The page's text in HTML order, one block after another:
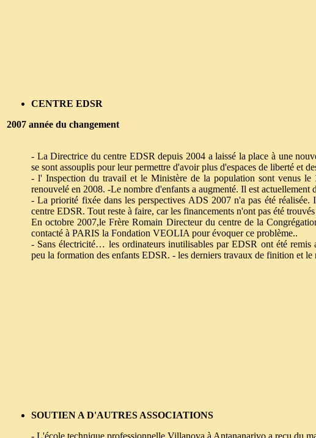
CENTRE EDSR
2007 année du changement
- La Directrice du centre EDSR depuis 2004 a laissé la place à une
se sont assouplis pour leur permettre d'avoir plus d'espaces de liberté et
- l' Inspection du travail et le Ministère de la population sont venus le
renouvelé en 2008. -Le nombre d'enfants a augmenté. Il est actuellement
- La priorité fixée dans les perspectives ADS 2007 n'a pas été
centre EDSR. Tout reste à faire, car les financements n'ont pas été
En octobre 2007,le Frère Romain Directeur du centre de la
contacté à PARIS la Fondation VEOLIA pour évoquer ce problème..
- Sans électricité… les ordinateurs inutilisables par EDSR ont été remis
peu la formation des enfants EDSR. - les derniers travaux de finition et
SOUTIEN A D'AUTRES ASSOCIATIONS
- L'école technique professionnelle Villanova à Antananarivo a reçu du